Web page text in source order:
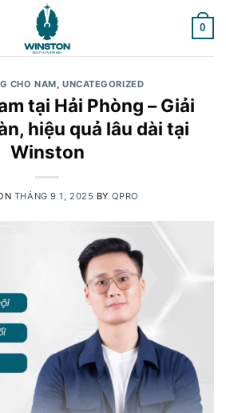
0
CHO NAM, UNCATEGORIZED
tại Hải Phòng – Giải
hiệu quả lâu dài tại
Winston
THÁNG 9 1, 2025 BY QPRO